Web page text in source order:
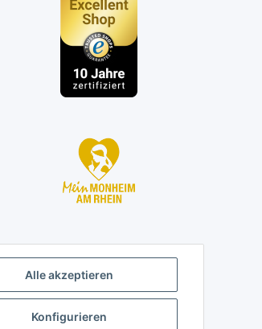
Alle akzeptieren
Konfigurieren